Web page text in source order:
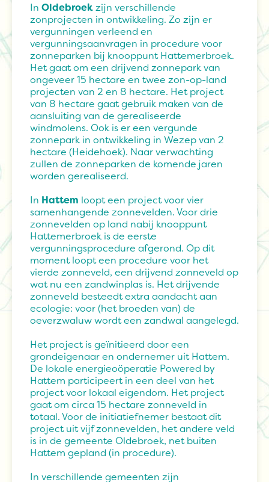
In Oldebroekzijn verschillende
zonprojecten in ontwikkeling. Zo zijn er
vergunningen verleend en
vergunningsaanvragen in procedure voor
zonneparken bij knooppunt Hattemerbroek.
Het gaat om een drijvend zonnepark van
ongeveer 15 hectare en twee zon-op-land
projecten van 2 en 8 hectare. Het project
van 8 hectare gaat gebruik maken van de
aansluiting van de gerealiseerde
windmolens. Ook is er een vergunde
zonnepark in ontwikkeling in Wezep van 2
hectare (Heidehoek). Naar verwachting
zullen de zonneparken de komende jaren
worden gerealiseerd.
In Hattem loopt een project voor vier
samenhangende zonnevelden. Voor drie
zonnevelden op land nabij knooppunt
Hattemerbroek is de eerste
vergunningsprocedure afgerond. Op dit
moment loopt een procedure voor het
vierde zonneveld, een drijvend zonneveld op
wat nu een zandwinplas is. Het drijvende
zonneveld besteedt extra aandacht aan
ecologie: voor (het broeden van) de
oeverzwaluw wordt een zandwal aangelegd.
Het project is geïnitieerd door een
grondeigenaar en ondernemer uit Hattem.
De lokale energieoöperatie Powered by
Hattem participeert in een deel van het
project voor lokaal eigendom. Het project
gaat om circa 15 hectare zonneveld in
totaal. Voor de initiatiefnemer bestaat dit
project uit vijf zonnevelden, het andere veld
is in de gemeente Oldebroek, net buiten
Hattem gepland (in procedure).
In verschillende gemeenten zijn